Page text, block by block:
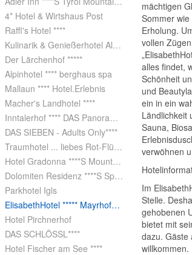
4* Hotel & Wirtshaus Post
Raffl's Hotel ****
Kulinarik & Genießerhotel Alpin ****
Der Lärchenhof *****
Alpinhotel **** berghaus spa
Mallaun **** Hotel.Erlebnis
Macher's Landhotel ****
Inntalerhof **** DAS Panoramahotel
DAS SIEBEN - Adults Only****
Traumhotel ... liebes Rot-Flüh ****s
Hotel Gradonna ****S Mountain Resort
Dolomiten Residenz ****S Sporthotel Sillian
Parkhotel Igls
ElisabethHotel ***** Mayrhofen i. Zillertal
Hotel Pirchnerhof
DAS SCHLÖSSL****
Hotel Fischer am See ****
mächtigen
Sommer
Erholung.
vollen
alles findet,
Schönheit
und
ein in ein
Ländlichkeit
Sauna,
verwöhnen
Im
Stelle.
gehobenen
bietet mit
dazu. Gäste
willkommen.